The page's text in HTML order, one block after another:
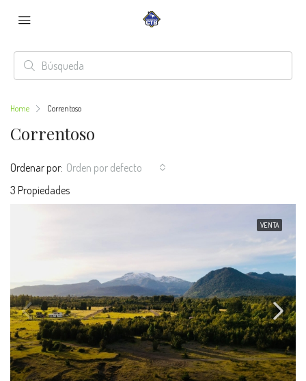
Home Correntoso
Correntoso
3 Propiedades
Ordenar por: Orden por defecto
VENTA